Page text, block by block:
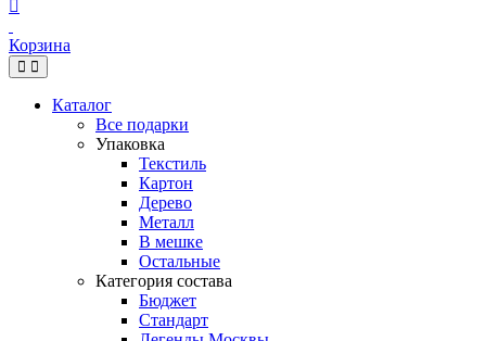
Корзина
Каталог
Все подарки
Упаковка
Текстиль
Картон
Дерево
Металл
В мешке
Остальные
Категория состава
Бюджет
Стандарт